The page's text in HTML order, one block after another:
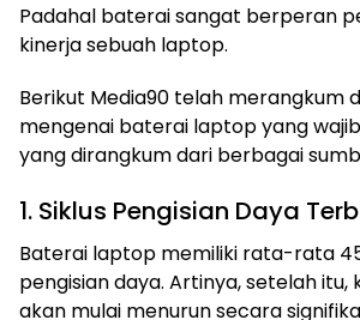
Padahal baterai sangat berperan
kinerja sebuah laptop.
Berikut Media90 telah merangkum
mengenai baterai laptop yang
yang dirangkum dari berbagai
1. Siklus Pengisian Daya
Baterai laptop memiliki rata-rata
pengisian daya. Artinya, setelah
akan mulai menurun secara